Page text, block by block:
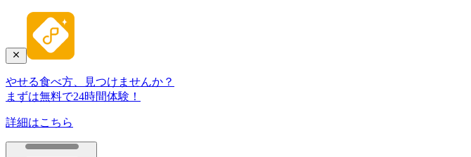
やせる食べ方、見つけませんか？
まずは無料で24時間体験！
詳細はこちら